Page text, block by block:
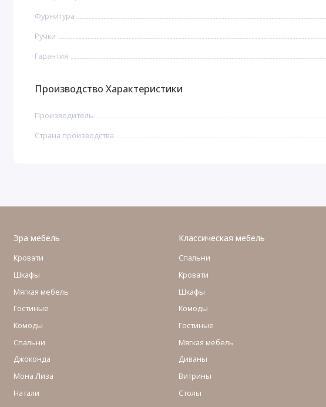
Фурнитура
Ручки
Гарантия
Производство Характеристики
Производитель
Страна производства
Эра мебель
Кровати
Шкафы
Мягкая мебель
Гостиные
Комоды
Cпальни
Джоконда
Мона Лиза
Натали
Классическая мебель
Спальни
Кровати
Шкафы
Комоды
Гостиные
Мягкая мебель
Диваны
Витрины
Столы